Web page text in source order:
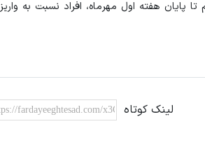
پایان هفته اول مهرماه، افراد نسبت به
لینک کوتاه